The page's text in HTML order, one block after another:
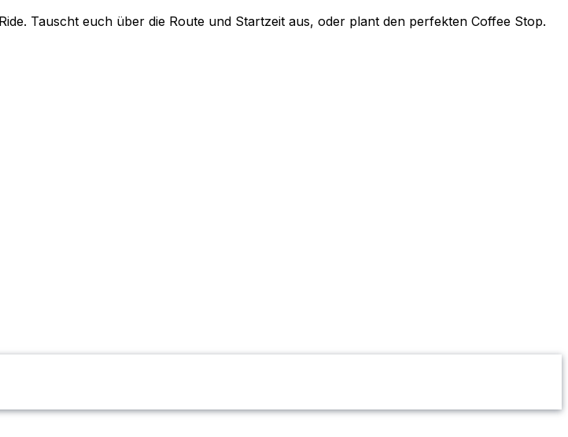
Tauscht euch über die Route und Startzeit aus, oder plant den perfekten Coffee Stop.